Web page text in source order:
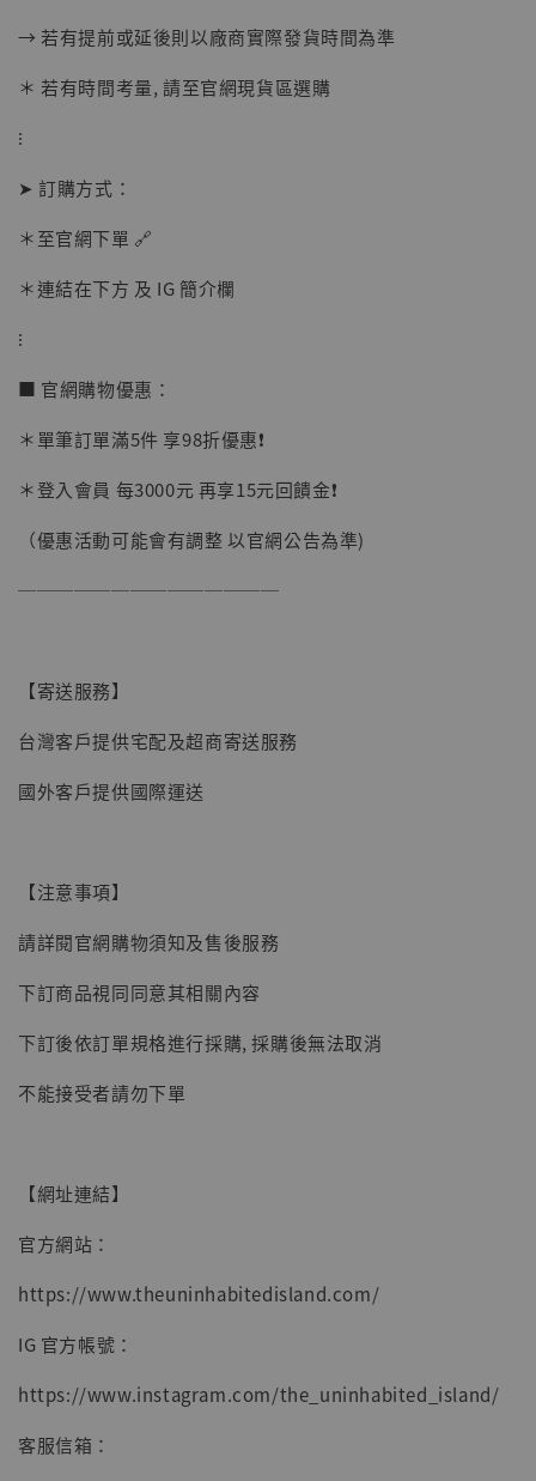
NT$ 1,870
【現貨】BJSTUDIO 1/6系列可動蒐藏人偶 讓
NT$ 4,980
NT$ 5,300
→ 若有提前或延後則以廠商實際發貨時間為準
＊ 若有時間考量, 請至官網現貨區選購
⁝
➤ 訂購方式：
＊至官網下單 🔗
＊連結在下方 及 IG 簡介欄
⁝
■ 官網購物優惠：
＊單筆訂單滿5件 享98折優惠❗️
＊登入會員 每3000元 再享15元回饋金❗️
（優惠活動可能會有調整 以官網公告為準)
──────────────
【寄送服務】
台灣客戶提供宅配及超商寄送服務
國外客戶提供國際運送
【注意事項】
請詳閱官網購物須知及售後服務
下訂商品視同同意其相關內容
下訂後依訂單規格進行採購, 採購後無法取消
不能接受者請勿下單
【網址連結】
官方網站：
https://www.theuninhabitedisland.com/
IG 官方帳號：
https://www.instagram.com/the_uninhabited_island/
客服信箱：